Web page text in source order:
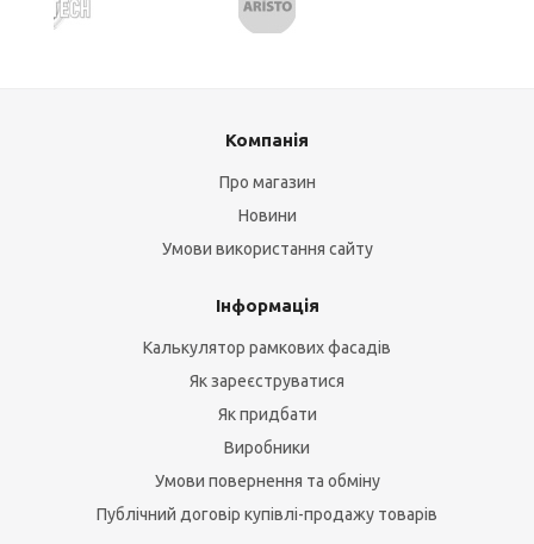
Компанія
Про магазин
Новини
Умови використання сайту
Інформація
Калькулятор рамкових фасадів
Як зареєструватися
Як придбати
Виробники
Умови повернення та обміну
Публічний договір купівлі-продажу товарів